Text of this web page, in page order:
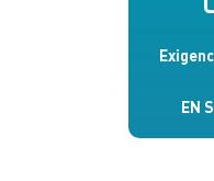
EN